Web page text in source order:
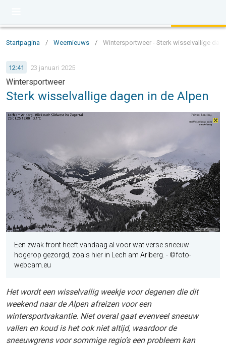
Startpagina / Weernieuws / Wintersportweer - Sterk wisselvallige
12:41 23 januari 2025
Wintersportweer
Sterk wisselvallige dagen in de Alpen
Een zwak front heeft vandaag al voor wat verse sneeuw
hogerop gezorgd, zoals hier in Lech am Arlberg. - ©foto-
webcam.eu
Het wordt een wisselvallig weekje voor degenen die dit
weekend naar de Alpen afreizen voor een
wintersportvakantie. Niet overal gaat evenveel sneeuw
vallen en koud is het ook niet altijd, waardoor de
sneeuwgrens voor sommige regio’s een probleem kan